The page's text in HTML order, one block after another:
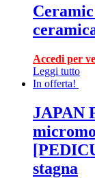
Accedi per
Leggi tutto
In offerta!
JAPAN
stagna